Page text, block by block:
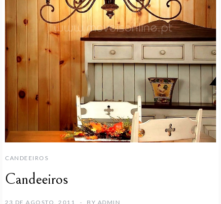
CANDEEIROS
Candeeiros
23 DE AGOSTO, 2011 BY ADMIN